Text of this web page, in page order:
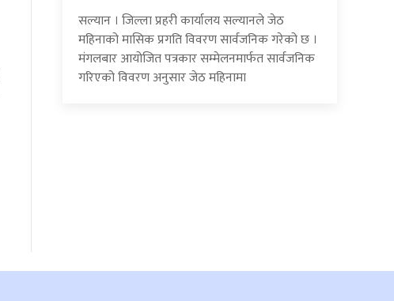
सल्यान । जिल्ला प्रहरी कार्यालय सल्यानले जेठ
महिनाको मासिक प्रगति विवरण सार्वजनिक गरेको छ ।
मंगलबार आयोजित पत्रकार सम्मेलनमार्फत सार्वजनिक
गरिएको विवरण अनुसार जेठ महिनामा